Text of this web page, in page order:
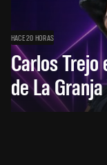
HACE 20 HORAS
Carlos
de La